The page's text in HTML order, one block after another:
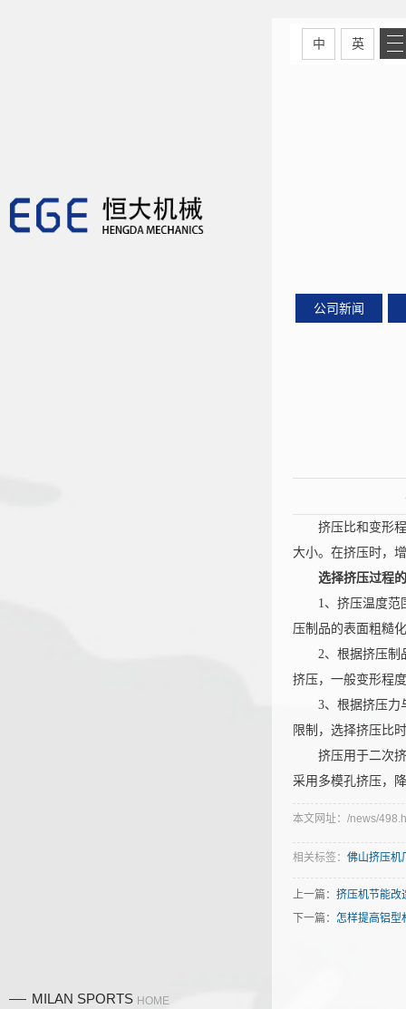
MILAN SPORTS HOME
中 英
公司新闻
挤压比和变形程
大小。在挤压时，
选择挤压过程
1、挤压温度范围
压制品的表面粗糙
2、根据挤压制品
挤压，一般变形程
3、根据挤压力与
限制，选择挤压比
挤压用于二次挤
采用多模孔挤压，
本文网址：/news/
相关标签：佛山挤压机
上一篇：挤压机节能改
下一篇： 怎样提高铝型
恒